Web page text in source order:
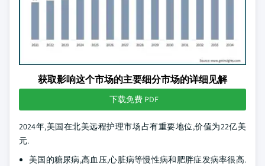
获取影响这个市场的主要细分市场的详细见解
下载免费 PDF
2024年,美国在北美远程护理市场占有重要地位,价值为22亿美
元.
美国的糖尿病,高血压,心脏病等慢性病和肥胖症发病率很高.